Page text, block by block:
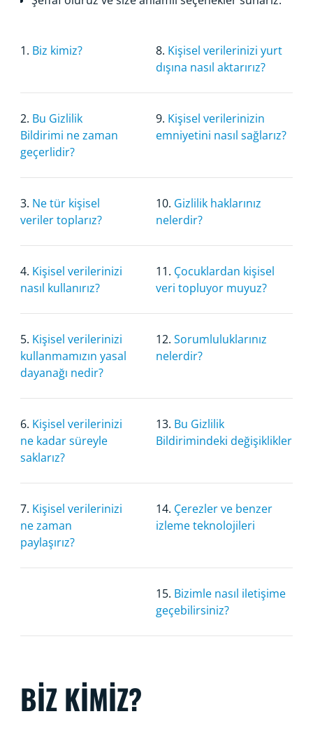
1. Biz kimiz? 8. Kişisel verilerinizi yurt
dışına nasıl aktarırız?
2. Bu Gizlilik
Bildirimi ne zaman
geçerlidir?
9. Kişisel verilerinizin
emniyetini nasıl sağlarız?
3. Ne tür kişisel
veriler toplarız?
10. Gizlilik haklarınız
nelerdir?
4. Kişisel verilerinizi
nasıl kullanırız?
11. Çocuklardan kişisel
veri topluyor muyuz?
5. Kişisel verilerinizi
kullanmamızın yasal
dayanağı nedir?
12. Sorumluluklarınız
nelerdir?
6. Kişisel verilerinizi
ne kadar süreyle
saklarız?
13. Bu Gizlilik
Bildirimindeki değişiklikler
7. Kişisel verilerinizi
ne zaman
paylaşırız?
14. Çerezler ve benzer
izleme teknolojileri
15. Bizimle nasıl iletişime
geçebilirsiniz?
BİZ KİMİZ?